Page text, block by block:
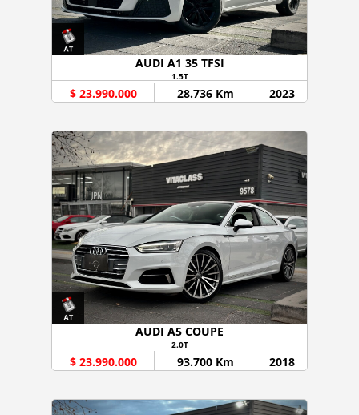
AUDI A1 35 TFSI
1.5T
$ 23.990.000 28.736 Km 2023
AUDI A5 COUPE
2.0T
$ 23.990.000 93.700 Km 2018